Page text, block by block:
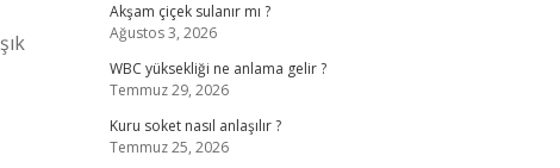
Akşam çiçek sulanır mı ?
Ağustos 3, 2026
WBC yüksekliği ne anlama gelir ?
Temmuz 29, 2026
Kuru soket nasıl anlaşılır ?
Temmuz 25, 2026